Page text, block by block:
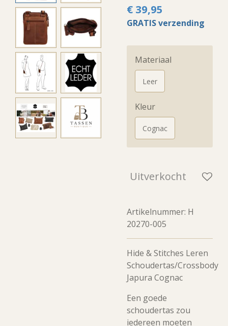
€ 39,95
GRATIS verzending
Materiaal
Leer
Kleur
Cognac
Uitverkocht
Artikelnummer: H
20270-005
Hide & Stitches Leren
Schoudertas/Crossbody
Japura Cognac
Een goede
schoudertas zou
iedereen moeten